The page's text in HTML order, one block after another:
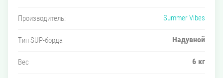
Производитель: Summer Vibes
Тип SUP-борда Надувной
Вес 6 кг